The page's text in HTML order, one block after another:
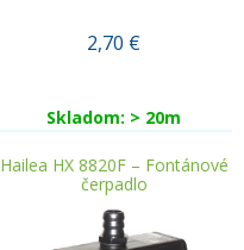
2,70 €
Skladom: > 20m
Hailea HX 8820F – Fontánové
čerpadlo